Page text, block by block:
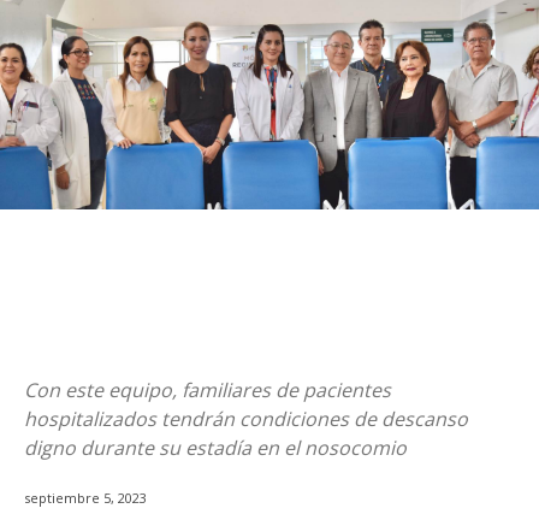
Con este equipo, familiares de pacientes
hospitalizados tendrán condiciones de descanso
digno durante su estadía en el nosocomio
septiembre 5, 2023